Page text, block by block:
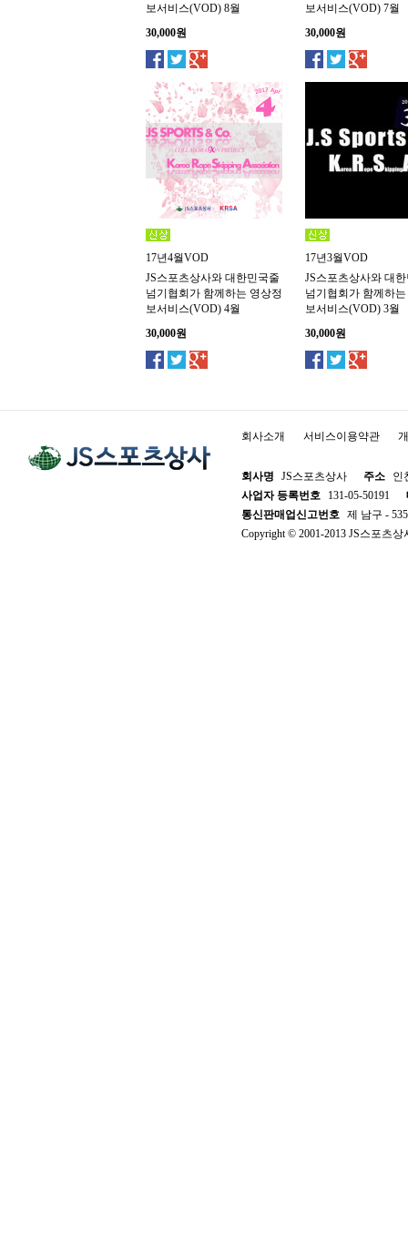
보서비스(VOD) 8월
30,000원
보서비스(VOD) 7월
30,000원
17년4월VOD
JS스포츠상사와 대한민국줄
넘기협회가 함께하는 영상정
보서비스(VOD) 4월
30,000원
17년3월VOD
JS스포츠상사와 대
넘기협회가 함께하
보서비스(VOD) 3월
30,000원
회사소개 서비스이용약관
회사명 JS스포츠상사 주소
인
사업자 등록번호
131-05-50191
통신판매업신고번호
제 남구 -
Copyright © 2001-2013 JS스포츠상